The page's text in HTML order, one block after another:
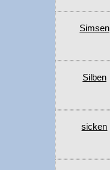
Simsen
Silben
sicken